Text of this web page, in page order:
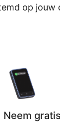
op jouw
Neem